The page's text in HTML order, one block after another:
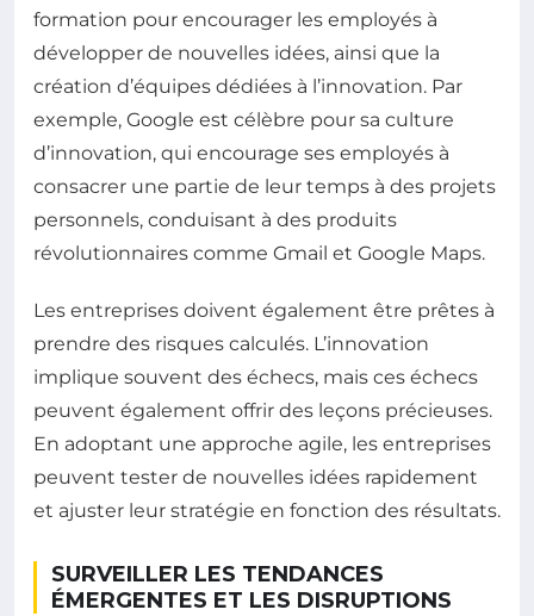
formation pour encourager les employés à
développer de nouvelles idées, ainsi que la
création d’équipes dédiées à l’innovation. Par
exemple, Google est célèbre pour sa culture
d’innovation, qui encourage ses employés à
consacrer une partie de leur temps à des projets
personnels, conduisant à des produits
révolutionnaires comme Gmail et Google Maps.
Les entreprises doivent également être prêtes à
prendre des risques calculés. L’innovation
implique souvent des échecs, mais ces échecs
peuvent également offrir des leçons précieuses.
En adoptant une approche agile, les entreprises
peuvent tester de nouvelles idées rapidement
et ajuster leur stratégie en fonction des résultats.
SURVEILLER LES TENDANCES
ÉMERGENTES ET LES DISRUPTIONS